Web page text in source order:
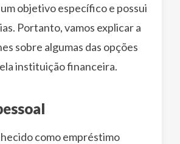
objetivo específico e possui
Portanto, vamos explicar a
sobre algumas das opções
instituição financeira.
como empréstimo